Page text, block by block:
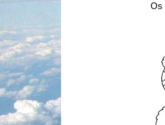
Os